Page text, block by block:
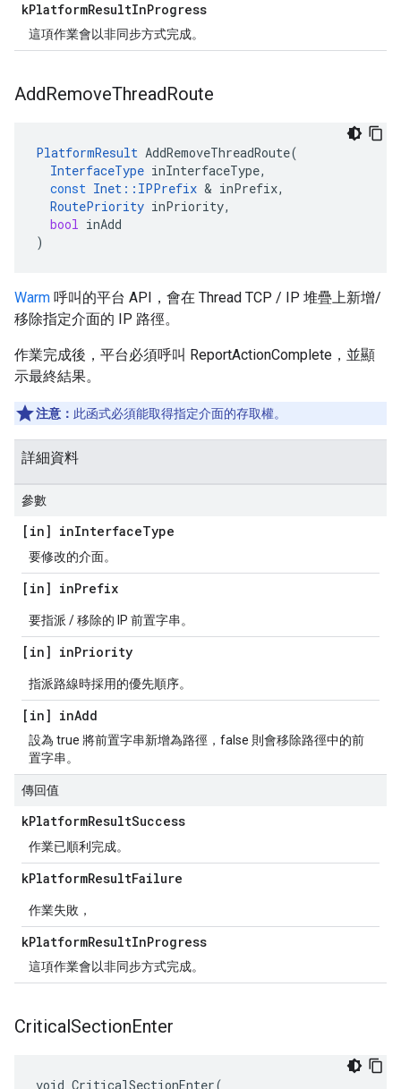
kPlatformResultInProgress
這項作業會以非同步方式完成。
AddRemoveThreadRoute
PlatformResult AddRemoveThreadRoute(
InterfaceType inInterfaceType,
const Inet :: IPPrefix & inPrefix,
RoutePriority inPriority,
bool inAdd
)
Warm 呼叫的平台 API，會在 Thread TCP / IP 堆疊上新增/
移除指定介面的 IP 路徑。
作業完成後，平台必須呼叫 ReportActionComplete，並顯
示最終結果。
注意： 此函式必須能取得指定介面的存取權。
詳細資料
參數
[in] inInterfaceType
要修改的介面。
[in] inPrefix
要指派 / 移除的 IP 前置字串。
[in] inPriority
指派路線時採用的優先順序。
[in] inAdd
設為 true 將前置字串新增為路徑，false 則會移除路徑中的前
置字串。
傳回值
kPlatformResultSuccess
作業已順利完成。
kPlatformResultFailure
作業失敗，
kPlatformResultInProgress
這項作業會以非同步方式完成。
CriticalSectionEnter
void CriticalSectionEnter(